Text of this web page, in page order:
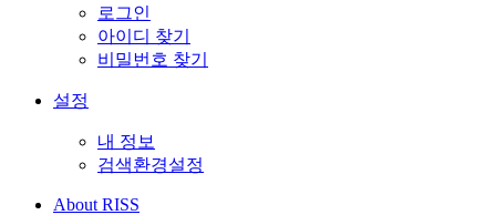
로그인
아이디 찾기
비밀번호 찾기
설정
내 정보
검색환경설정
About RISS